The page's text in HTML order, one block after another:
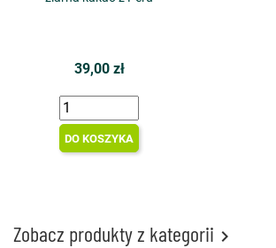
39,00 zł
DO KOSZYKA
Zobacz produkty z kategorii 